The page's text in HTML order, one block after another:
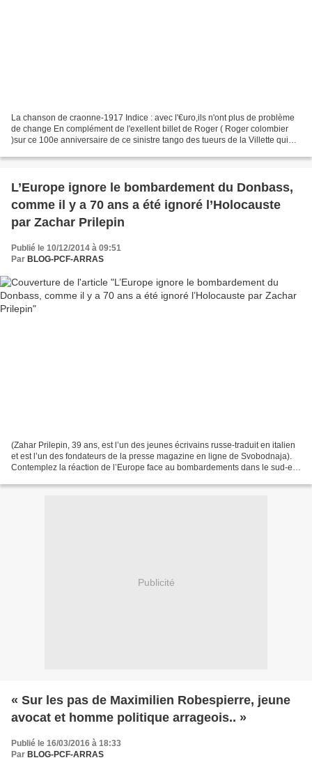
La chanson de craonne-1917 Indice : avec l'€uro,ils n'ont plus de problème
de change En complément de l'exellent billet de Roger ( Roger colombier
)sur ce 100e anniversaire de ce sinistre tango des tueurs de la Villette qui
L’Europe ignore le bombardement du Donbass,
comme il y a 70 ans a été ignoré l’Holocauste
par Zachar Prilepin
Publié le 10/12/2014 à 09:51
Par BLOG-PCF-ARRAS
(Zahar Prilepin, 39 ans, est l’un des jeunes écrivains russe-traduit en italien
et est l’un des fondateurs de la presse magazine en ligne de Svobodnaja).
Contemplez la réaction de l’Europe face au bombardements dans le sud-est
Publicité
« Sur les pas de Maximilien Robespierre, jeune
avocat et homme politique arrageois.. »
Publié le 16/03/2016 à 18:33
Par BLOG-PCF-ARRAS